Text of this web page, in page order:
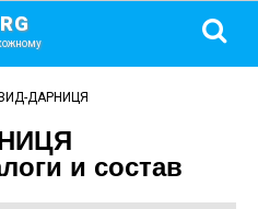
ДАРНИЦЯ
и состав